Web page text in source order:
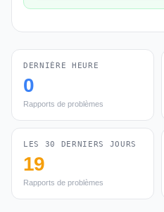
DERNIÈRE HEURE
0
Rapports de problèmes
LES 30 DERNIERS JOURS
19
Rapports de problèmes